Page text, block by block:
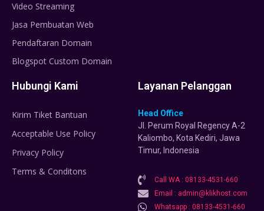
Video Streaming
Jasa Pembuatan Web
Pendaftaran Domain
Blogspot Custom Domain
Hubungi Kami
Kirim Tiket Bantuan
Acceptable Use Policy
Privacy Policy
Terms & Conditons
Layanan Pelanggan
Head Office
Jl. Perum Royal Regency A-2
Kaliombo, Kota Kediri, Jawa
Timur, Indonesia
Call WA : 08133-4531-660
Email : admin@klikhost.com
Whatsapp : 08133-4531-660